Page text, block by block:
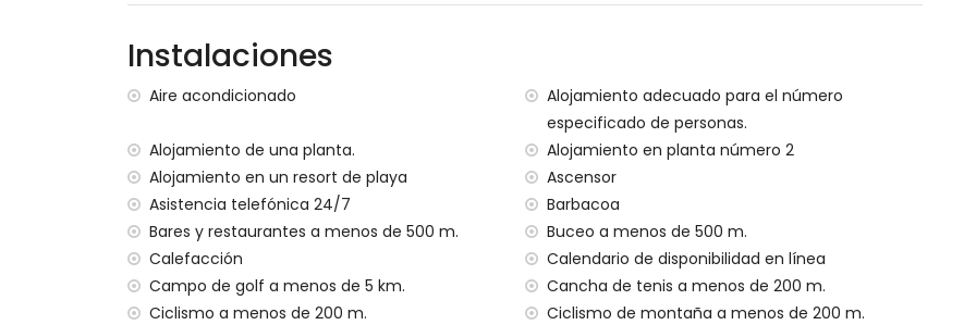
plaza de aparcamiento cubierta privada
pueblo más cercano: San Juan de los Terreros (a menos de 1000 metros del apartamento)
orilla o costa más cercana a menos de 500 metros del apartamento
playa más cercana: Playa Nardos (a menos de 500 metros del apartamento)
aeropuerto más cercano: Alicante (> 100 kilómetros)
segundo aeropuerto más cercano: Almería/Murcia (a menos de 100 kilómetros del apartamento)
transporte público cercano: autobús a menos de 200 metros y tren a menos de 15 kilómetros
no se permiten mascotas
El edificio donde se encuentra el alojamiento tiene ascensor.
El alojamiento es muy adecuado para familias con niños.
Instalaciones
Aire acondicionado
Alojamiento adecuado para el número
especificado de personas.
Alojamiento de una planta.
Alojamiento en planta número 2
Alojamiento en un resort de playa
Ascensor
Asistencia telefónica 24/7
Barbacoa
Bares y restaurantes a menos de 500 m.
Buceo a menos de 500 m.
Calefacción
Calendario de disponibilidad en línea
Campo de golf a menos de 5 km.
Cancha de tenis a menos de 200 m.
Ciclismo a menos de 200 m.
Ciclismo de montaña a menos de 200 m.